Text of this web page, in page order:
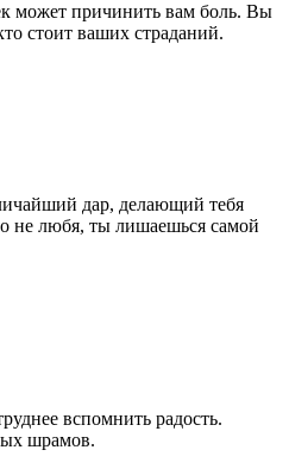
может причинить вам боль. Вы
стоит ваших страданий.
дар, делающий тебя
не любя, ты лишаешься самой
вспомнить радость.
шрамов.